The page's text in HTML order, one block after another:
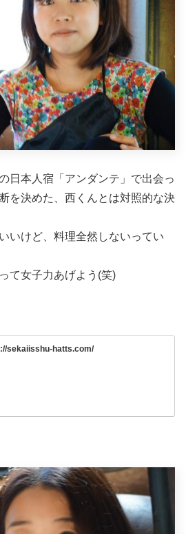
日本人宿「アンダンテ」で出会っ
を決めた、西くんとは対照的な決
いけど、料理全然しないってい
て女子力あげよう(笑)
sekaiisshu-hatts.com/